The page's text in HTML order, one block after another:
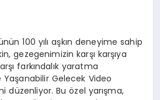
100 yılı aşkın deneyime sahip
gezegenimizin karşı karşıya
farkındalık yaratma
Yaşanabilir Gelecek Video
düzenliyor. Bu özel yarışma,